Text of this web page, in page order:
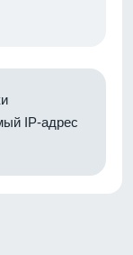
IP-адрес